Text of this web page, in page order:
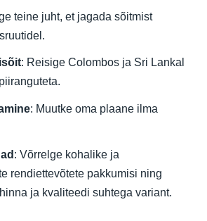
teine juht, et jagada sõitmist
: Reisige Colombos ja Sri Lankal
: Muutke oma plaane ilma
: Võrrelge kohalike ja
rendiettevõtete pakkumisi ning
ja kvaliteedi suhtega variant.